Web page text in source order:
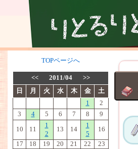
TOPページへ
<< 2011/04
>>
日
月 火 水 木 金
土
1
2
3
4 5 6 7 8 9
10 11
1
2
13 14
1
5
16
17 18 19 20 21 22
23